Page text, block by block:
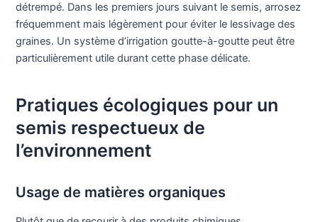
détrempé. Dans les premiers jours suivant le semis, arrosez
fréquemment mais légèrement pour éviter le lessivage des
graines. Un système d’irrigation goutte-à-goutte peut être
particulièrement utile durant cette phase délicate.
Pratiques écologiques pour un
semis respectueux de
l’environnement
Usage de matières organiques